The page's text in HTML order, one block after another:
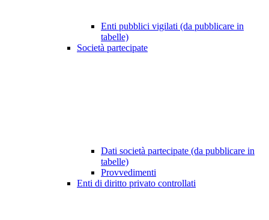
Enti pubblici vigilati (da pubblicare in
tabelle)
Società partecipate
Dati società partecipate (da pubblicare in
tabelle)
Provvedimenti
Enti di diritto privato controllati